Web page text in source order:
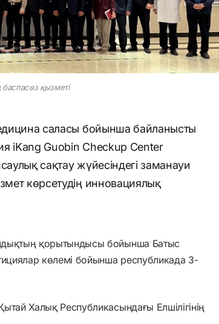
баспасөз қызметі
саласы бойынша байланысты
iKang Guobin Checkup Center
сақтау жүйесіндегі заманауи
көрсетудің инновациялық
қорытындысы бойынша Батыс
көлемі бойынша республикада 3-
Халық Республикасындағы Елшілігінің